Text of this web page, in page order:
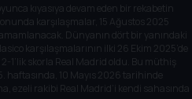
kıyasıya devam eden bir rekabetin
karşılaşmalar, 15 Ağustos 2025
Dünyanın dört bir yanındaki
karşılaşmalarının ilki 26 Ekim 2025’de
1’lik skorla Real Madrid oldu. Bu müthiş
haftasında, 10 Mayıs 2026 tarihinde
ezeli rakibi Real Madrid’i kendi sahasında